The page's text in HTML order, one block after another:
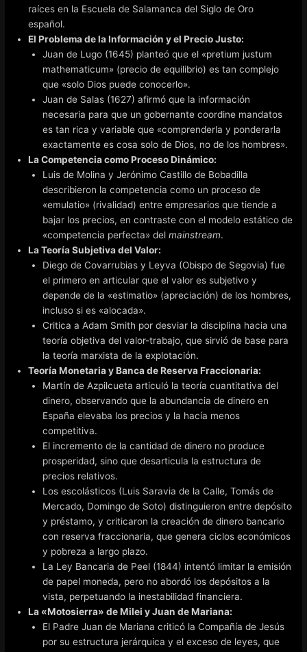
raíces en la Escuela de Salamanca del Siglo de Oro
español.
El Problema de la Información y el Precio Justo:
Juan de Lugo (1645) planteó que el «pretium justum
mathematicum» (precio de equilibrio) es tan complejo
que «solo Dios puede conocerlo».
Juan de Salas (1627) afirmó que la información
necesaria para que un gobernante coordine mandatos
es tan rica y variable que «comprenderla y ponderarla
exactamente es cosa solo de Dios, no de los hombres».
La Competencia como Proceso Dinámico:
Luis de Molina y Jerónimo Castillo de Bobadilla
describieron la competencia como un proceso de
«emulatio» (rivalidad) entre empresarios que tiende a
bajar los precios, en contraste con el modelo estático de
«competencia perfecta» del mainstream.
La Teoría Subjetiva del Valor:
Diego de Covarrubias y Leyva (Obispo de Segovia) fue
el primero en articular que el valor es subjetivo y
depende de la «estimatio» (apreciación) de los hombres,
incluso si es «alocada».
Critica a Adam Smith por desviar la disciplina hacia una
teoría objetiva del valor-trabajo, que sirvió de base para
la teoría marxista de la explotación.
Teoría Monetaria y Banca de Reserva Fraccionaria:
Martín de Azpilcueta articuló la teoría cuantitativa del
dinero, observando que la abundancia de dinero en
España elevaba los precios y la hacía menos
competitiva.
El incremento de la cantidad de dinero no produce
prosperidad, sino que desarticula la estructura de
precios relativos.
Los escolásticos (Luis Saravia de la Calle, Tomás de
Mercado, Domingo de Soto) distinguieron entre depósito
y préstamo, y criticaron la creación de dinero bancario
con reserva fraccionaria, que genera ciclos económicos
y pobreza a largo plazo.
La Ley Bancaria de Peel (1844) intentó limitar la emisión
de papel moneda, pero no abordó los depósitos a la
vista, perpetuando la inestabilidad financiera.
La «Motosierra» de Milei y Juan de Mariana:
El Padre Juan de Mariana criticó la Compañía de Jesús
por su estructura jerárquica y el exceso de leyes, que